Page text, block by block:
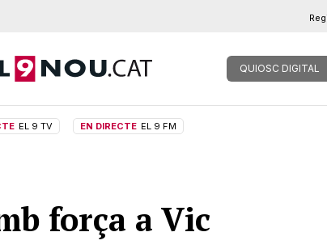
QUIOSC DIGITAL
EL 9 TV EN DIRECTE EL 9 FM
força a Vic